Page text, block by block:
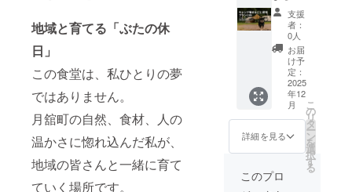
地域と育てる「ぶたの休
日」
この食堂は、私ひとりの夢
ではありません。
月舘町の自然、食材、人の
温かさに惚れ込んだ私が、
地域の皆さんと一緒に育て
ていく場所です。
を通じて、
ひとりでも
多くの方に
「月舘って
なんだかい
いな」と感
じてもらえ
たらうれし
真を
メール
でお届
けしま
す メッ
セージ
例（全
角30文
字以
内）
キャン
プ・自
然好き
向け
•「月舘
分転換
した
い」
「犬と
一緒に
自然の
中で過
ごした
い」 そ
んな方
たり
の、手
別な
効期
限：
2030年
12月31
日まで
地元の
皆さん
と一緒
に育て
「ぶた
の休
この券
舘オー
トキャ
ンプ
ベース
SAKUR
Aの
SAKUR
Aサイト
専用宿
泊券（1
泊分）
・広々
400㎡の
ドッグ
フリー
で、ワ
ンちゃ
んも思
いっき
り走り
回れま
す ログ
ハウス
付きだ
から、
お食事
適。ご
そ、こ
こがあ
る。」
そんな
声に応
えるよ
うに生
まれた
「ぶた
の休
日」。
は、地
域の“ご
と貸切
プラン
泊）】
オフ
会・グ
ループ
キャン
プに！
月舘の
自然を
独占し
よう 月
舘オー
トキャ
支援
者：
0人
お届
け予
定：
2025
年12
月
詳細を見る
こ
の
リ
タ
ー
ン
を
選
択
す
る
このプロ